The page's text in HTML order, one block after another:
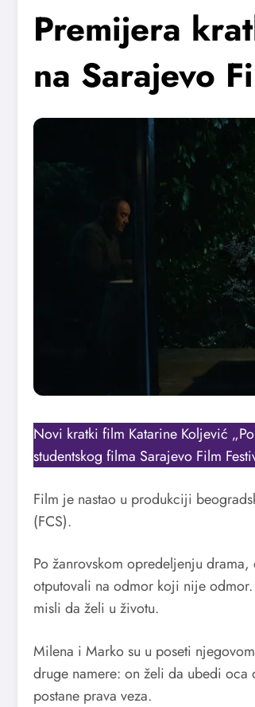
Premijera
na Sarajevo
Novi kratki film Katarine Koljević
studentskog filma Sarajevo Film
Film je nastao u produkciji
(FCS).
Po žanrovskom opredeljenju
otputovali na odmor koji nije
misli da želi u životu.
Milena i Marko su u poseti
druge namere: on želi da ubedi
postane prava veza.